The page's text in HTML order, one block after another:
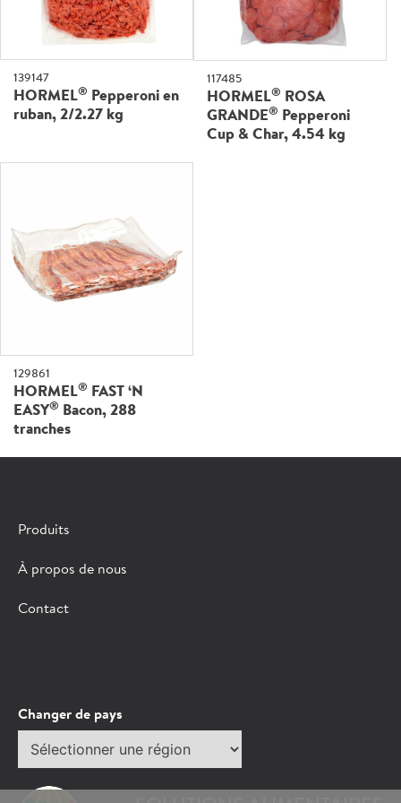
139147
HORMEL®
Pepperoni en
ruban, 2/2.27 kg
117485
HORMEL® ROSA
GRANDE® Pepperoni
Cup & Char, 4.54 kg
129861
HORMEL® FAST ‘N
EASY® Bacon, 288
tranches
Produits
À propos de nous
Contact
Changer de pays
Sélectionner
région